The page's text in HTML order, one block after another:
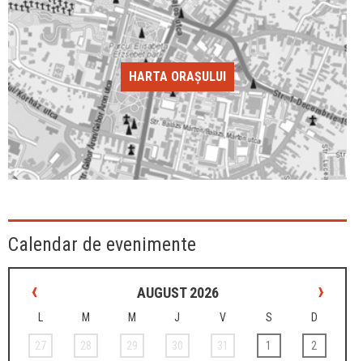
HARTA ORAȘULUI
Calendar de evenimente
‹ AUGUST 2026 ›
L M M J V S D
27 28 29 30 31 1 2